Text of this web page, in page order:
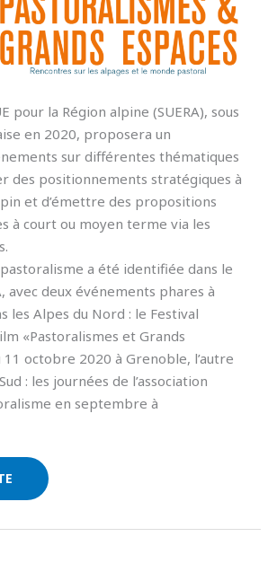
pour la Région alpine (SUERA), sous
en 2020, proposera un
sur différentes thématiques
des positionnements stratégiques à
et d’émettre des propositions
à court ou moyen terme via les
a été identifiée dans le
avec deux événements phares à
les Alpes du Nord : le Festival
«Pastoralismes et Grands
11 octobre 2020 à Grenoble, l’autre
: les journées de l’association
en septembre à